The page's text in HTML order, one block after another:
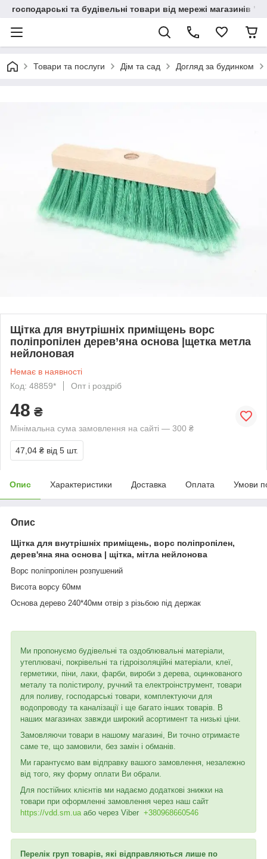
господарські та будівельні товари від мережі магазинів
Товари та послуги Дім та сад Догляд за будинком
Щітка для внутрішніх приміщень ворс
поліпропілен дерев’яна основа |щетка метла
нейлоновая
Немає в наявності
Код: 48859*
Опт і роздріб
48 ₴
Мінімальна сума замовлення на сайті — 300 ₴
47,04 ₴ від 5 шт.
Опис Характеристики Доставка Оплата Умови
Опис
Щітка для внутрішніх приміщень, ворс поліпропілен,
дерев'яна яна основа | щітка, мітла нейлонова
Ворс поліпропілен розпушений
Висота ворсу 60мм
Основа дерево 240*40мм отвір з різьбою під держак
Ми пропонуємо будівельні та оздоблювальні матеріали,
утеплювачі, покрівельні та гідроізоляційні матеріали, клеї,
герметики, піни, лаки, фарби, вироби з дерева, оцинкованого
металу та полістиролу, ручний та електроінструмент, товари
для поливу, господарські товари, комплектуючи для
водопроводу та каналізації і ще багато інших товарів. В
наших магазинах завжди широкий асортимент та низькі ціни.
Замовляючи товари в нашому магазині, Ви точно отримаєте
саме те, що замовили, без замін і обманів.
Ми гарантуємо вам відправку вашого замовлення, незалежно
від того, яку форму оплати Ви обрали.
Для постійних клієнтів ми надаємо додаткові знижки на
товари при оформленні замовлення через наш сайт
https://vdd.sm.ua або через Viber +380968660546
Перелік груп товарів, які відправляються лише по